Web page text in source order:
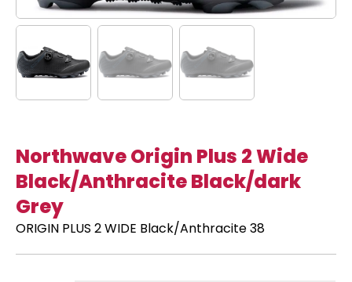
Northwave Origin Plus 2 Wide
Black/Anthracite Black/dark
Grey
ORIGIN PLUS 2 WIDE Black/Anthracite 38